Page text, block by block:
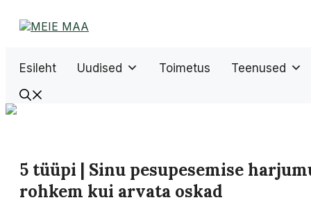
sisu
Esileht Uudised Toimetus Teenused
5 tüüpi | Sinu pesupesemise
rohkem kui arvata oskad